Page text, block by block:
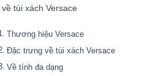
túi xách Versace
Thương hiệu Versace
Đặc trưng về túi xách Versace
Về tính đa dạng